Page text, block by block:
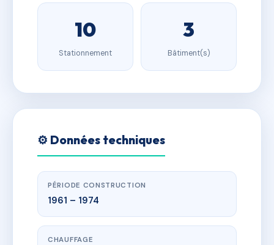
10
Stationnement
3
Bâtiment(s)
⚙️ Données techniques
PÉRIODE CONSTRUCTION
1961 – 1974
CHAUFFAGE